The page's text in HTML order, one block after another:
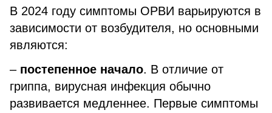
В 2024 году симптомы ОРВИ варьируются в
зависимости от возбудителя, но основными
являются:
– постепенное начало. В отличие от
гриппа, вирусная инфекция обычно
развивается медленнее. Первые симптомы